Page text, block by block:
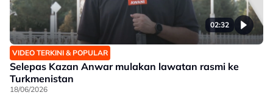
02:32
VIDEO TERKINI & POPULAR
Selepas Kazan Anwar mulakan lawatan rasmi ke
Turkmenistan
18/06/2026